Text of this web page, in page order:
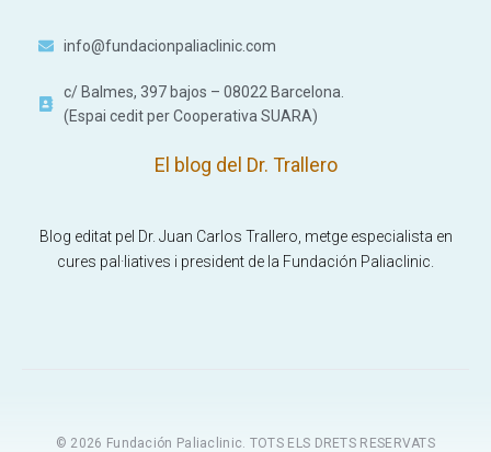
info@fundacionpaliaclinic.com
c/ Balmes, 397 bajos – 08022 Barcelona.
(Espai cedit per Cooperativa SUARA)
El blog del Dr. Trallero
Blog editat pel Dr. Juan Carlos Trallero, metge especialista en
cures pal·liatives i president de la Fundación Paliaclinic.
© 2026 Fundación Paliaclinic. TOTS ELS DRETS RESERVATS